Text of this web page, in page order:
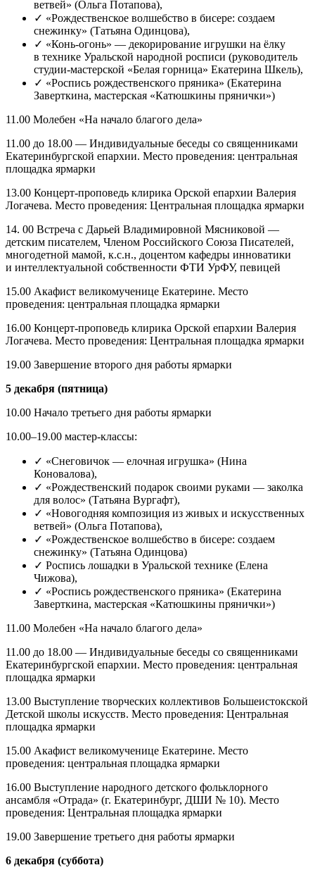
ветвей» (Ольга Потапова),
✓ «Рождественское волшебство в бисере: создаем
снежинку» (Татьяна Одинцова),
✓ «Конь-огонь» — декорирование игрушки на ёлку
в технике Уральской народной росписи (руководитель
студии-мастерской «Белая горница» Екатерина Шкель),
✓ «Роспись рождественского пряника» (Екатерина
Заверткина, мастерская «Катюшкины прянички»)
11.00 Молебен «На начало благого дела»
11.00 до 18.00 — Индивидуальные беседы со священниками
Екатеринбургской епархии. Место проведения: центральная
площадка ярмарки
13.00 Концерт-проповедь клирика Орской епархии Валерия
Логачева. Место проведения: Центральная площадка ярмарки
14. 00 Встреча с Дарьей Владимировной Мясниковой —
детским писателем, Членом Российского Союза Писателей,
многодетной мамой, к.с.н., доцентом кафедры инноватики
и интеллектуальной собственности ФТИ УрФУ, певицей
15.00 Акафист великомученице Екатерине. Место
проведения: центральная площадка ярмарки
16.00 Концерт-проповедь клирика Орской епархии Валерия
Логачева. Место проведения: Центральная площадка ярмарки
19.00 Завершение второго дня работы ярмарки
5 декабря (пятница)
10.00 Начало третьего дня работы ярмарки
10.00–19.00 мастер-классы:
✓ «Снеговичок — елочная игрушка» (Нина
Коновалова),
✓ «Рождественский подарок своими руками — заколка
для волос» (Татьяна Вургафт),
✓ «Новогодняя композиция из живых и искусственных
ветвей» (Ольга Потапова),
✓ «Рождественское волшебство в бисере: создаем
снежинку» (Татьяна Одинцова)
✓ Роспись лошадки в Уральской технике (Елена
Чижова),
✓ «Роспись рождественского пряника» (Екатерина
Заверткина, мастерская «Катюшкины прянички»)
11.00 Молебен «На начало благого дела»
11.00 до 18.00 — Индивидуальные беседы со священниками
Екатеринбургской епархии. Место проведения: центральная
площадка ярмарки
13.00 Выступление творческих коллективов Большеистокской
Детской школы искусств. Место проведения: Центральная
площадка ярмарки
15.00 Акафист великомученице Екатерине. Место
проведения: центральная площадка ярмарки
16.00 Выступление народного детского фольклорного
ансамбля «Отрада» (г. Екатеринбург, ДШИ № 10). Место
проведения: Центральная площадка ярмарки
19.00 Завершение третьего дня работы ярмарки
6 декабря (суббота)